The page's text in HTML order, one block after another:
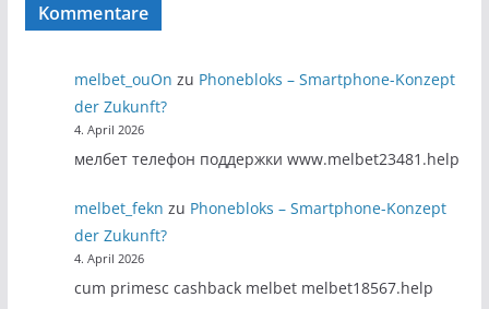
Kommentare
melbet_ouOn zu Phonebloks – Smartphone-Konzept
der Zukunft?
4. April 2026
мелбет телефон поддержки www.melbet23481.help
melbet_fekn zu Phonebloks – Smartphone-Konzept
der Zukunft?
4. April 2026
cum primesc cashback melbet melbet18567.help